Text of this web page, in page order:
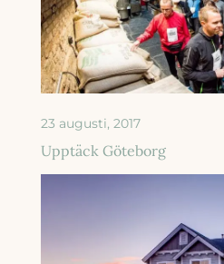
23 augusti, 2017
Upptäck Göteborg